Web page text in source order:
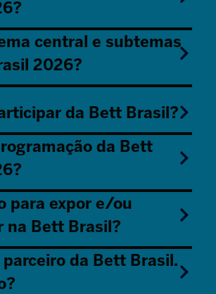
central e subtemas
2026?
da Bett Brasil?
da Bett
para expor e/ou
na Bett Brasil?
parceiro da Bett Brasil.